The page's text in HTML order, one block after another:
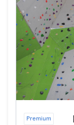
Premium